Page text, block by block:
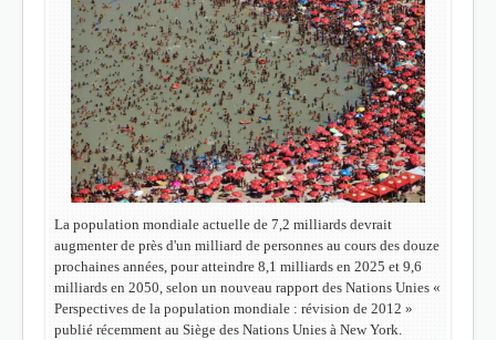
La population mondiale actuelle de 7,2 milliards devrait
augmenter de près d'un milliard de personnes au cours des douze
prochaines années, pour atteindre 8,1 milliards en 2025 et 9,6
milliards en 2050, selon un nouveau rapport des Nations Unies «
Perspectives de la population mondiale : révision de 2012 »
publié récemment au Siège des Nations Unies à New York.